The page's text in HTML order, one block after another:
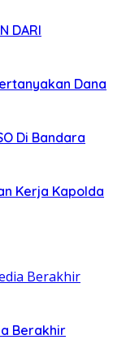
DARI
Dana
Di Bandara
Kerja Kapolda
Berakhir